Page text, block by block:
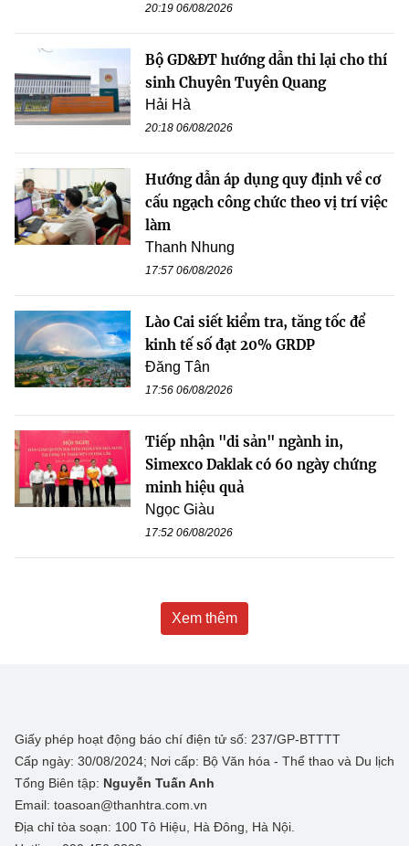
20:19 06/08/2026
Bộ GD&ĐT hướng dẫn thi lại cho thí
sinh Chuyên Tuyên Quang
Hải Hà
20:18 06/08/2026
Hướng dẫn áp dụng quy định về cơ
cấu ngạch công chức theo vị trí việc
làm
Thanh Nhung
17:57 06/08/2026
Lào Cai siết kiểm tra, tăng tốc để
kinh tế số đạt 20% GRDP
Đăng Tân
17:56 06/08/2026
Tiếp nhận "di sản" ngành in,
Simexco Daklak có 60 ngày chứng
minh hiệu quả
Ngọc Giàu
17:52 06/08/2026
Xem thêm
Giấy phép hoạt động báo chí điện tử số: 237/GP-BTTTT
Cấp ngày: 30/08/2024; Nơi cấp: Bộ Văn hóa - Thể thao và Du lịch
Tổng Biên tập: Nguyễn Tuấn Anh
Email: toasoan@thanhtra.com.vn
Địa chỉ tòa soạn: 100 Tô Hiệu, Hà Đông, Hà Nội.